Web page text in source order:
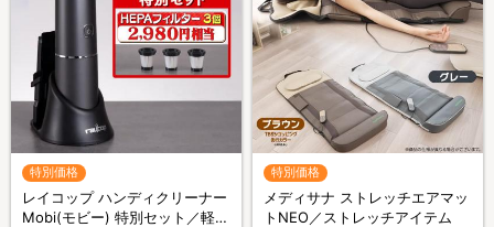
特別価格
レイコップ ハンディクリーナー
Mobi(モビー) 特別セット／軽量
特別価格
メディサナ ストレッチエアマッ
トNEO／ストレッチアイテム